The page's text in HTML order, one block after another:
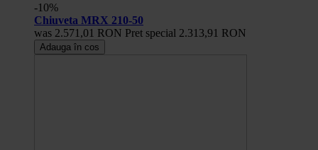
-10%
Chiuveta MRX 210-50
was 2.571,01 RON Pret special 2.313,91 RON
Adauga în cos